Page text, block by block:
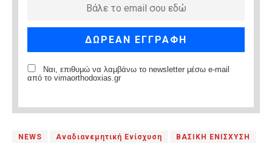
Ναι, επιθυμώ να λαμβάνω το newsletter μέσω e-mail
από το vimaorthodoxias.gr
NEWS Αναδιανεμητική Ενίσχυση ΒΑΣΙΚΗ ΕΝΙΣΧΥΣΗ